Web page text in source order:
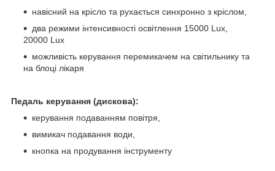
навісний на крісло та рухається синхронно з кріслом,
два режими інтенсивності освітлення 15000 Lux,
20000 Lux
можливість керування перемикачем на світильнику та
на блоці лікаря
Педаль керування (дискова):
керування подаванням повітря,
вимикач подавання води,
кнопка на продування інструменту